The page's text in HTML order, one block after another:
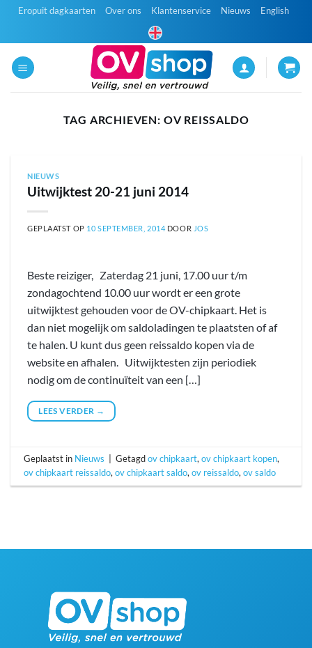
inhoud
Eropuit dagkaarten Over ons Klantenservice Nieuws English
TAG ARCHIEVEN: OV REISSALDO
NIEUWS
Uitwijktest 20-21 juni 2014
GEPLAATST OP 10 SEPTEMBER, 2014 DOOR JOS
Beste reiziger, Zaterdag 21 juni, 17.00 uur t/m
zondagochtend 10.00 uur wordt er een grote
uitwijktest gehouden voor de OV-chipkaart. Het is
dan niet mogelijk om saldoladingen te plaatsten of af
te halen. U kunt dus geen reissaldo kopen via de
website en afhalen. Uitwijktesten zijn periodiek
nodig om de continuïteit van een […]
LEES VERDER →
Geplaatst in Nieuws Getagdov chipkaart,ov chipkaart kopen,
ov chipkaart reissaldo,ov chipkaart saldo,ov reissaldo,ov saldo